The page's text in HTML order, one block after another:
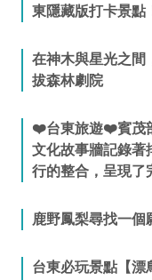
東隱藏版打卡景點
在神木與星光之間
拔森林劇院
❤️台東旅遊❤️賓茂
文化故事牆記錄著
行的整合，呈現了
鹿野鳳梨尋找一個
台東必玩景點【漂